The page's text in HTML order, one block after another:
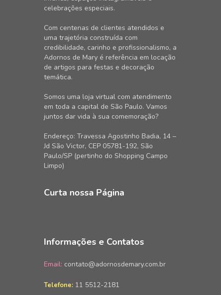
celebrações especiais.
Com centenas de clientes atendidos e
uma trajetória construída com
credibilidade, carinho e profissionalismo, a
Adornos de Mary é referência em locação
de artigos para festas e decoração
temática.
Somos uma loja virtual com atendimento
em toda a capital de São Paulo. Vamos
juntos dar vida à sua comemoração?
Endereço: Travessa Agostinho Badia, 14 –
Jd São Victor, CEP 05781-192, São
Paulo/SP (pertinho do Shopping Campo
Limpo)
Curta nossa Página
Informações e Contatos
Email: contato@adornosdemary.com.br
Telefone: 11 5512-2181